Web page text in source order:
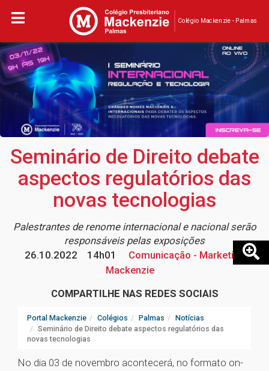
Colégio Mackenzie - Palmas
Seminário de Direito debate
aspectos regulatórios das
novas tecnologias
Palestrantes de renome internacional e nacional serão
responsáveis pelas exposições
26.10.2022
14h01
Comunicação - Marketing
Mackenzie
COMPARTILHE NAS REDES SOCIAIS
Portal Mackenzie Colégios Palmas
Notícias
Seminário de Direito debate aspectos regulatórios das
novas tecnologias
No dia 03 de novembro acontecerá, no formato on-